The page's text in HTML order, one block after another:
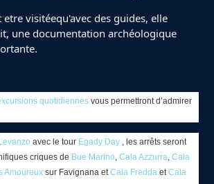
visitéequ'avec des guides, elle
une documentation archéologique
quotidiennes vous permettront d’admirer
avec le tour Egady Day, les arrêts seront
criques de Bue Marino Cala Azzurra Cala
Amoureuxsur Favignana et Cala Fredda et Cala